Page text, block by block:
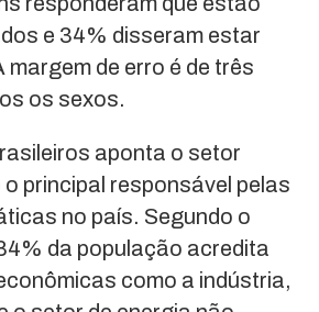
e 34% disseram estar
de erro é de três
os sexos.
aponta o setor
principal responsável pelas
no país. Segundo o
da população acredita
como a indústria,